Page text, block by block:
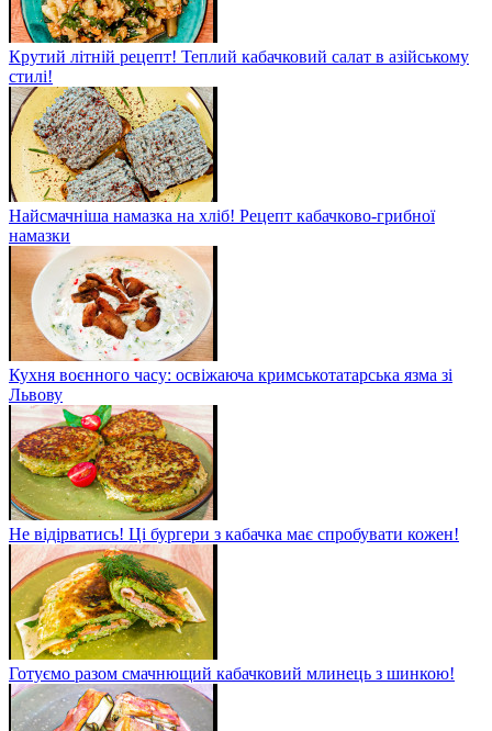
Крутий літній рецепт! Теплий кабачковий салат в азійському
стилі!
Найсмачніша намазка на хліб! Рецепт кабачково-грибної
намазки
Кухня воєнного часу: освіжаюча кримськотатарська язма зі
Львову
Не відірватись! Ці бургери з кабачка має спробувати кожен!
Готуємо разом смачнющий кабачковий млинець з шинкою!